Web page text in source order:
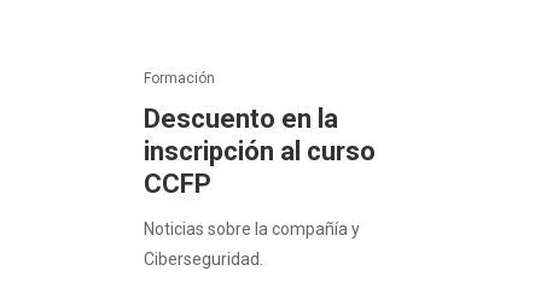
Formación
Descuento en la
inscripción al curso
CCFP
Noticias sobre la compañía y
Ciberseguridad.